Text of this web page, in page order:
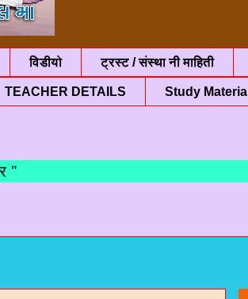
विडीयो ट्रस्ट / संस्था नी माहिती
TEACHER DETAILS Study Material